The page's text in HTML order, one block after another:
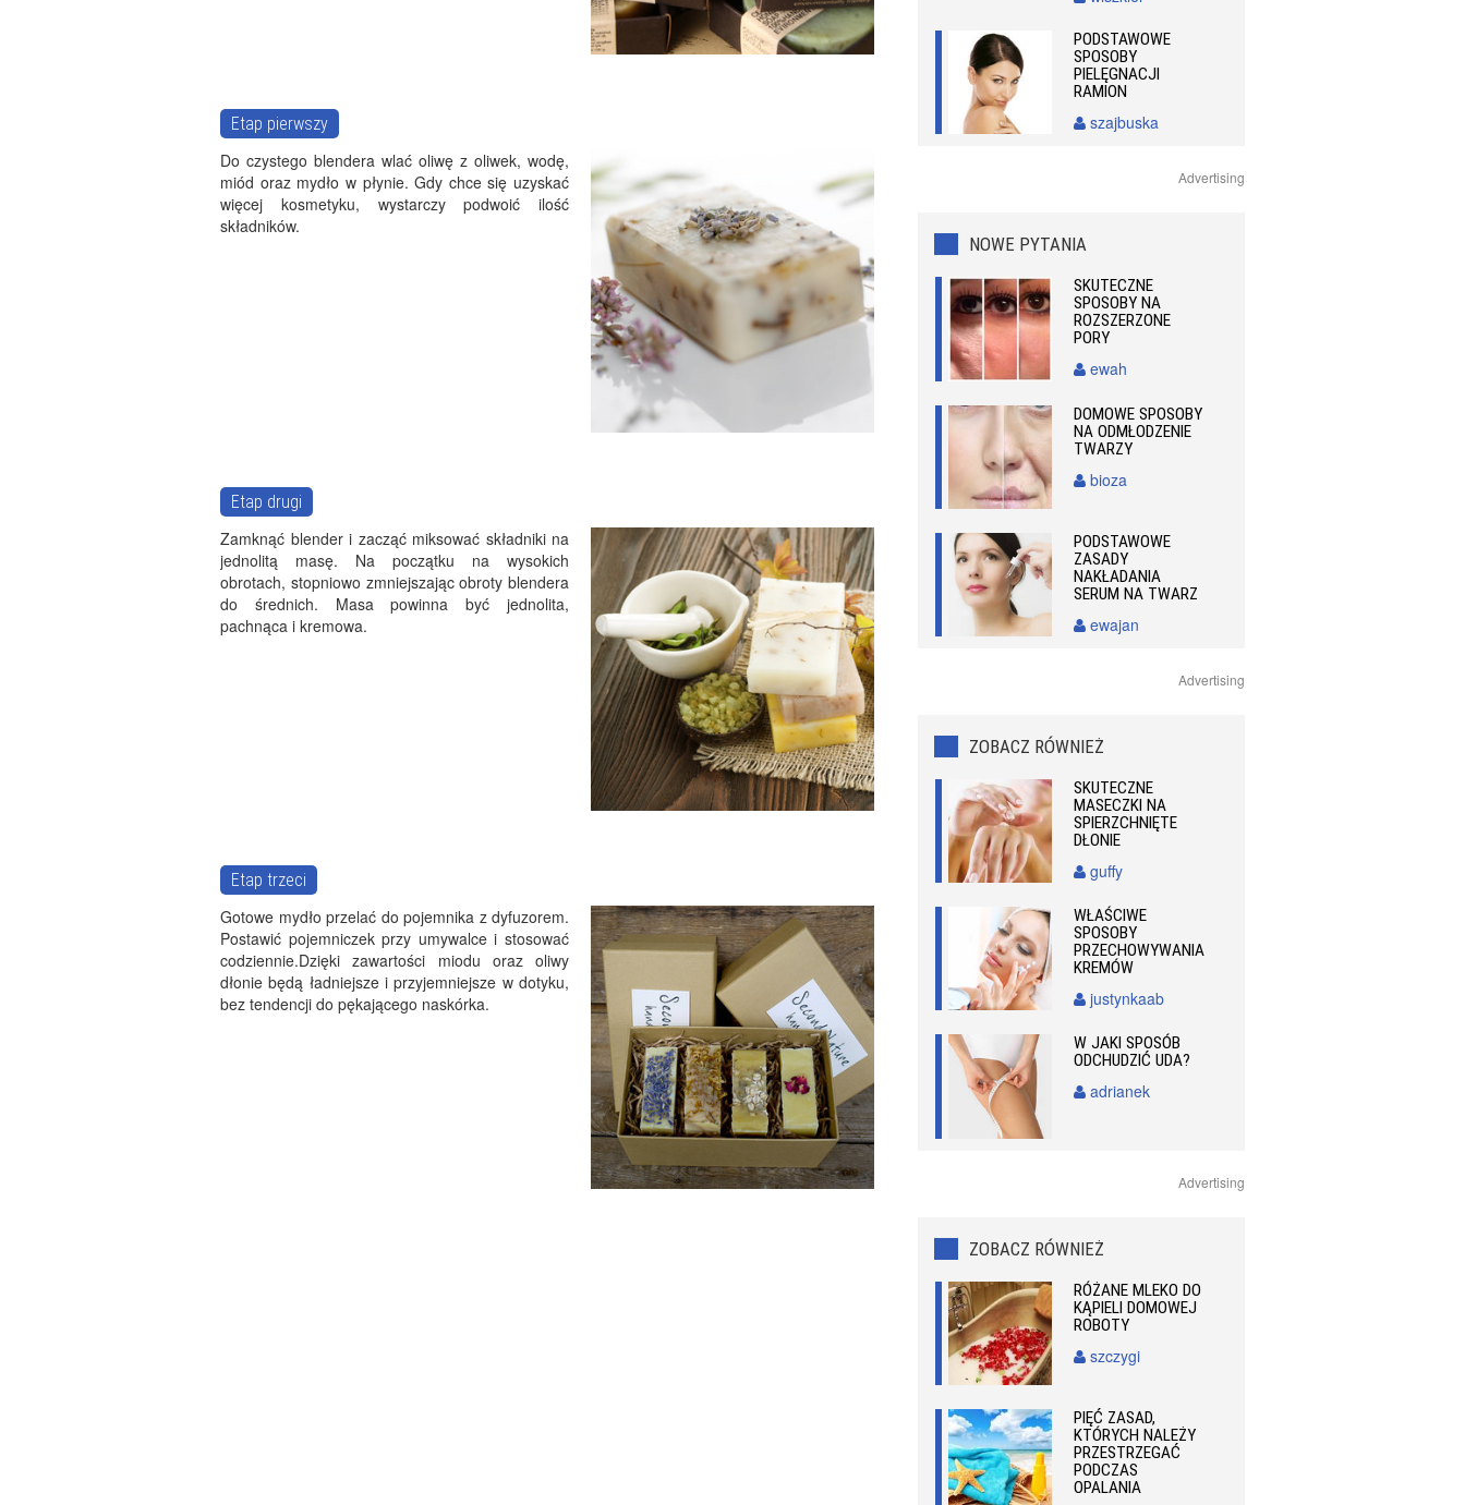
Etap pierwszy
Do czystego blendera wlać oliwę z oliwek, wodę,
miód oraz mydło w płynie. Gdy chce się uzyskać
więcej kosmetyku, wystarczy podwoić ilość
składników.
Etap drugi
Zamknąć blender i zacząć miksować składniki na
jednolitą masę. Na początku na wysokich
obrotach, stopniowo zmniejszając obroty blendera
do średnich. Masa powinna być jednolita,
pachnąca i kremowa.
Etap trzeci
Gotowe mydło przelać do pojemnika z dyfuzorem.
Postawić pojemniczek przy umywalce i stosować
codziennie.Dzięki zawartości miodu oraz oliwy
dłonie będą ładniejsze i przyjemniejsze w dotyku,
bez tendencji do pękającego naskórka.
PODSTAWOWE
SPOSOBY
PIELĘGNACJI
RAMION
szajbuska
Advertising
NOWE PYTANIA
SKUTECZNE
SPOSOBY NA
ROZSZERZONE
PORY
ewah
DOMOWE SPOSOBY
NA ODMŁODZENIE
TWARZY
bioza
PODSTAWOWE
ZASADY
NAKŁADANIA
SERUM NA TWARZ
ewajan
Advertising
ZOBACZ RÓWNIEŻ
SKUTECZNE
MASECZKI NA
SPIERZCHNIĘTE
DŁONIE
guffy
WŁAŚCIWE
SPOSOBY
PRZECHOWYWANIA
KREMÓW
justynkaab
W JAKI SPOSÓB
ODCHUDZIĆ UDA?
adrianek
Advertising
ZOBACZ RÓWNIEŻ
RÓŻANE MLEKO DO
KĄPIELI DOMOWEJ
ROBOTY
szczygi
PIĘĆ ZASAD,
KTÓRYCH NALEŻY
PRZESTRZEGAĆ
PODCZAS
OPALANIA